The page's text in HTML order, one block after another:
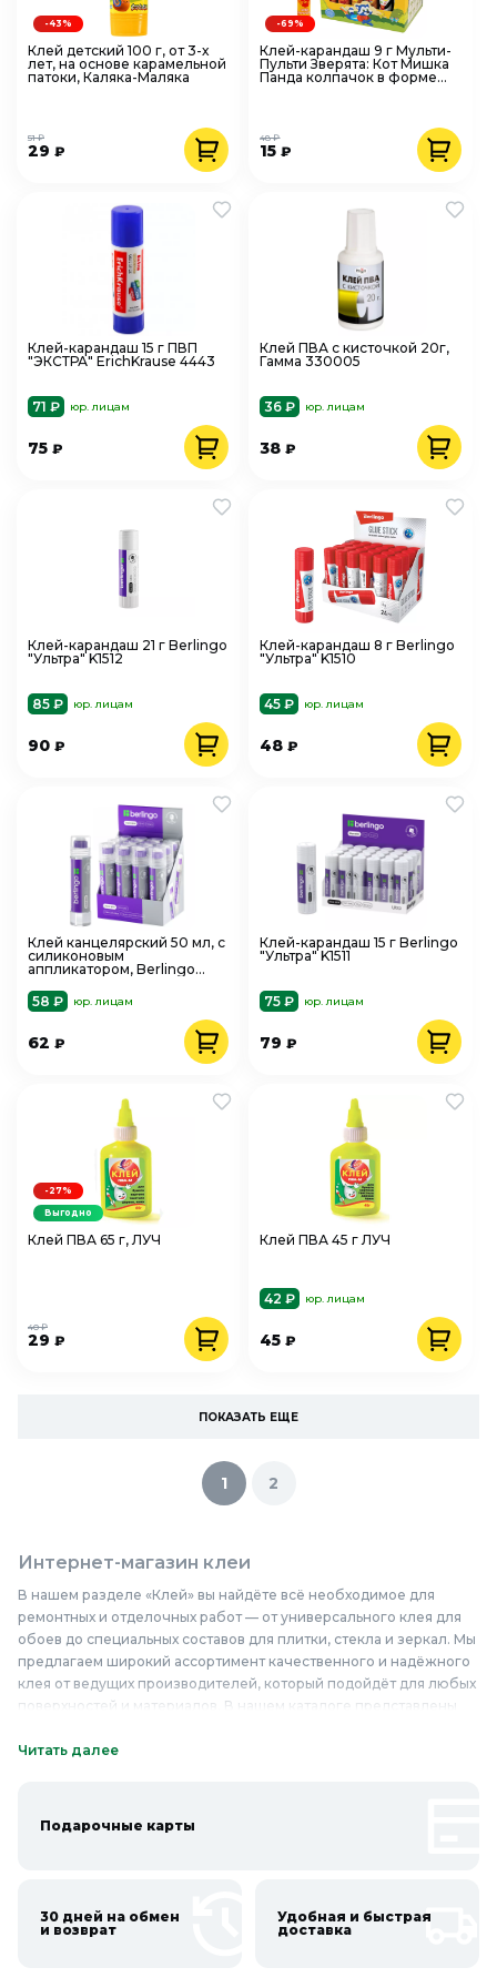
Клей детский 100 г, от 3-х
лет, на основе карамельной
патоки, Каляка-Маляка
29 ₽
51 ₽
-43%
Клей-карандаш 9 г Мульти-
Пульти Зверята: Кот Мишка
Панда колпачок в форме
15₽
48 ₽
-69%
Клей-карандаш 15 г ПВП
"ЭКСТРА" ErichKrause 4443
71 ₽ юр. лицам
75 ₽
Клей ПВА с кисточкой 20г,
Гамма 330005
36 ₽ юр. лицам
38₽
Клей-карандаш 21 г Berlingo
"Ультра" K1512
85 ₽ юр. лицам
90 ₽
Клей-карандаш 8 г Berlingo
"Ультра" K1510
45 ₽ юр. лицам
48₽
Клей канцелярский 50 мл, с
силиконовым
аппликатором, Berlingo
58 ₽
юр. лицам
62 ₽
Клей-карандаш 15 г Berlingo
"Ультра" K1511
75 ₽ юр. лицам
79₽
Клей ПВА 65 г, ЛУЧ
29 ₽
40 ₽
-27%
Выгодно
Клей ПВА 45 г ЛУЧ
42 ₽ юр. лицам
45₽
ПОКАЗАТЬ ЕЩЕ
1 2
Интернет-магазин клеи
В нашем разделе «Клей» вы найдёте всё необходимое для
ремонтных и отделочных работ — от универсального клея для
обоев до специальных составов для плитки, стекла и зеркал. Мы
предлагаем широкий ассортимент качественного и надёжного
клея от ведущих производителей, который подойдёт для любых
поверхностей и материалов. В нашем каталоге представлены
также специализированные составы для конкретных задач. Мы
результате. Приобретайте клей в «Колорлон» и воплощайте
Интернет-магазин Колорлон предлагает большой выбор клеи
по выгодным ценам для жителей Москвы и городов Московской
Читать далее
Подарочные карты
30 дней на обмен
и возврат
Удобная и быстрая
доставка